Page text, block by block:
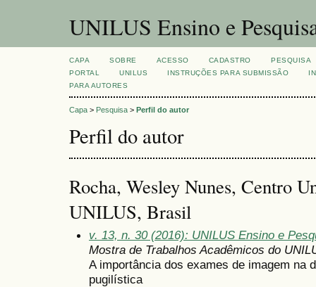
UNILUS Ensino e
CAPA SOBRE ACESSO CADASTRO
PESQUISA
PORTAL
UNILUS INSTRUÇÕES PARA SUBMISSÃO
PARA AUTORES
Capa > Pesquisa > Perfil do autor
Perfil do autor
Rocha, Wesley Nunes, Centro
UNILUS, Brasil
v. 13, n. 30 (2016): UNILUS Ensino e
Mostra de Trabalhos Acadêmicos do
A importância dos exames de imagem na
pugilística